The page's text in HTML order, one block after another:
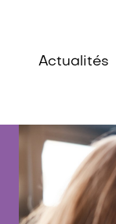
Actualités